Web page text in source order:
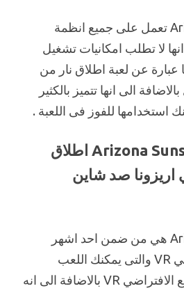
لعبة Arizona Sunshine تعمل على جميع انظمة
لا تطلب امكانيات تشغيل
عبارة عن لعبة اطلاق نار من
الى انها تتميز بالكثير
استخدامها للفوز فى اللعبة .
تحميل لعبة Arizona Sunshine اطلاق
اريزونا صد شاين
لعبة Arizona Sunshine هي من ضمن احد اشهر
العاب الواقع الافتراضي VR والتى يمكنك اللعب
بإستخدام نظارة الواقع الافتراضي VR بالاضافة الى انه